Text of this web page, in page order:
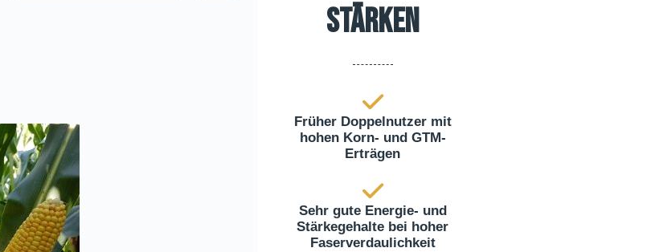
Stärken
Früher Doppelnutzer mit
hohen Korn- und GTM-
Erträgen
Sehr gute Energie- und
Stärkegehalte bei hoher
Faserverdaulichkeit